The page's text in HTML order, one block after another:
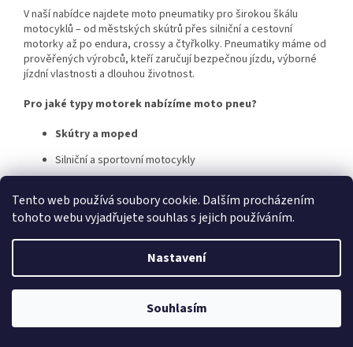
Tento web používá soubory cookie. Dalším procházením
tohoto webu vyjadřujete souhlas s jejich používáním.
Nastavení
Souhlasím
í
p
r
v
k
v
s
u
n
í
V naší nabídce najdete moto pneumatiky pro širokou škálu
motocyklů – od městských skútrů přes silniční a cestovní
motorky až po endura, crossy a čtyřkolky. Pneumatiky máme od
prověřených výrobců, kteří zaručují bezpečnou jízdu, výborné
jízdní vlastnosti a dlouhou životnost.
Pro jaké typy motorek nabízíme moto pneu?
Skútry a moped
Silniční a sportovní motocykly
Motokros, enduro, offroad
Čtyřkolky (ATV, UTV)
Typy motocyklových pneumatik:
Letní moto pneu– pro běžné silniční použití
Závodní/sportovní pneumatiky
Enduro a offroad dezény– do terénu a na nezpevněné